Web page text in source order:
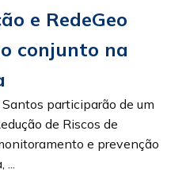
e RedeGeo
conjunto na
participarão de um
de Riscos de
e prevenção
...